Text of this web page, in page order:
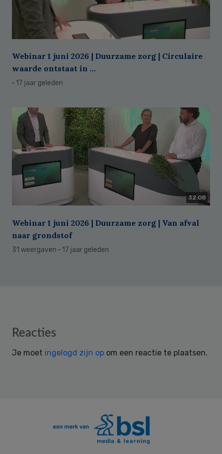
Webinar 1 juni 2026 | Duurzame zorg | Circulaire
waarde ontstaat in ...
· 17 jaar geleden
32:08
Webinar 1 juni 2026 | Duurzame zorg | Van afval
naar grondstof
31 weergaven · 17 jaar geleden
Reader
Reacties
Je moet ingelogd zijn op om een reactie te plaatsen.